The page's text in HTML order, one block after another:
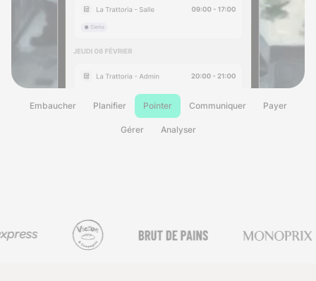
Embaucher Planifier Pointer Communiquer Payer
Gérer Analyser